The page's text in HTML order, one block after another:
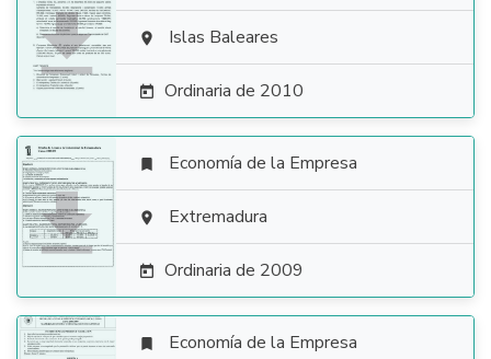
  Islas Baleares
 Ordinaria de 2010

 Economía de la Empresa
 Extremadura
 Ordinaria de 2009
 Economía de la Empresa